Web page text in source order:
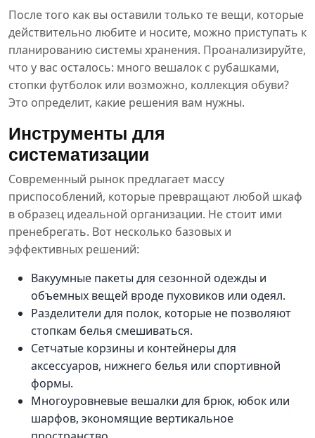
После того как вы оставили только те вещи, которые
действительно любите и носите, можно приступать к
планированию системы хранения. Проанализируйте,
что у вас осталось: много вешалок с рубашками,
стопки футболок или возможно, коллекция обуви?
Это определит, какие решения вам нужны.
Инструменты для
систематизации
Современный рынок предлагает массу
приспособлений, которые превращают любой шкаф
в образец идеальной организации. Не стоит ими
пренебрегать. Вот несколько базовых и
эффективных решений:
Вакуумные пакеты для сезонной одежды и
объемных вещей вроде пуховиков или одеял.
Разделители для полок, которые не позволяют
стопкам белья смешиваться.
Сетчатые корзины и контейнеры для
аксессуаров, нижнего белья или спортивной
формы.
Многоуровневые вешалки для брюк, юбок или
шарфов, экономящие вертикальное